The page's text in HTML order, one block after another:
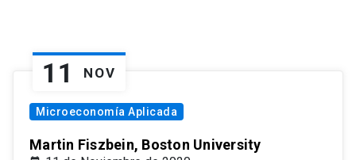
11 NOV
Microeconomía Aplicada
Martin Fiszbein, Boston University